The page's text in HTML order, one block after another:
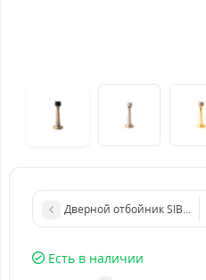
Дверной отбойник SIBA
Есть в наличии